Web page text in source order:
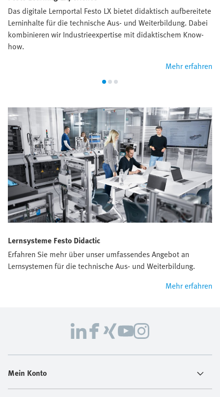
Das digitale Lernportal Festo LX bietet didaktisch aufbereitete
Lerninhalte für die technische Aus- und Weiterbildung. Dabei
kombinieren wir Industrieexpertise mit didaktischem Know-
how.
Mehr erfahren
Lernsysteme Festo Didactic
Erfahren Sie mehr über unser umfassendes Angebot an
Lernsystemen für die technische Aus- und Weiterbildung.
Mehr erfahren
Mein Konto